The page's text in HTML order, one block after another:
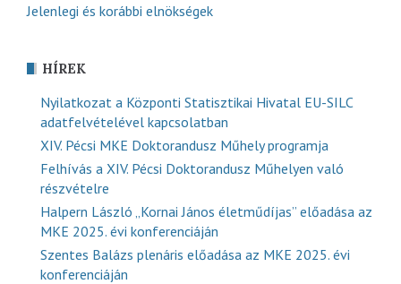
Jelenlegi és korábbi elnökségek
HÍREK
Nyilatkozat a Központi Statisztikai Hivatal EU-SILC
adatfelvételével kapcsolatban
XIV. Pécsi MKE Doktorandusz Műhely programja
Felhívás a XIV. Pécsi Doktorandusz Műhelyen való
részvételre
Halpern László „Kornai János életműdíjas” előadása az
MKE 2025. évi konferenciáján
Szentes Balázs plenáris előadása az MKE 2025. évi
konferenciáján